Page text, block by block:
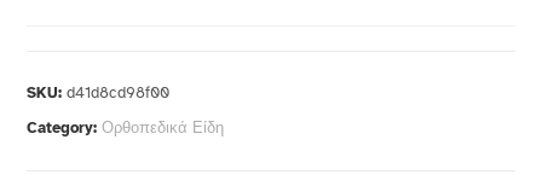
SKU:d41d8cd98f00
Category:Ορθοπεδικά Είδη